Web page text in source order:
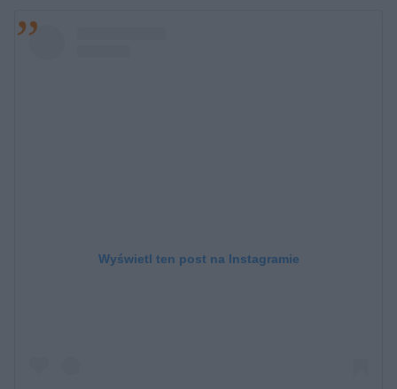
Wyświetl ten post na Instagramie